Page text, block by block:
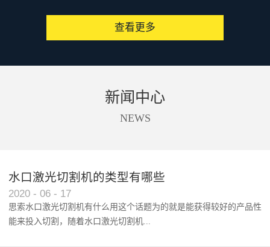
者轮廓，从而实现精准、快速、
商标唛头、印花、亚克力、太阳
的图像，通过相机提取轮廓或者
设备进行切割。同时软件还支持
自动化处理。根据不同客户的不
丝花边切割、超大图形拼接切
查看更多
新闻中心
NEWS
水口激光切割机的类型有哪些
2020 - 06 - 17
思索水口激光切割机有什么用这个话题为的就是能获得较好的产品性
能来投入切割，随着水口激光切割机‍...